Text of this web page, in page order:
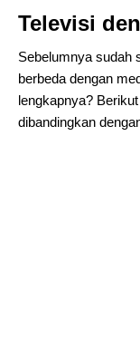
Televisi
Sebelumnya sudah
berbeda dengan
lengkapnya?
dibandingkan